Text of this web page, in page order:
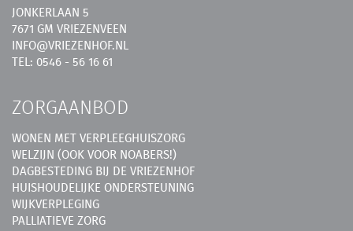
JONKERLAAN 5
7671 GM VRIEZENVEEN
INFO@VRIEZENHOF.NL
TEL: 0546 - 56 16 61
ZORGAANBOD
WONEN MET VERPLEEGHUISZORG
WELZIJN (OOK VOOR NOABERS!)
DAGBESTEDING BIJ DE VRIEZENHOF
HUISHOUDELIJKE ONDERSTEUNING
WIJKVERPLEGING
PALLIATIEVE ZORG